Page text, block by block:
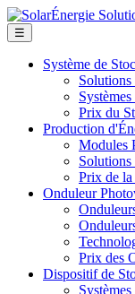
☰
Système de
Solutions
Prix du
Production
Modules
Prix de
Onduleur
Prix des
Dispositif de